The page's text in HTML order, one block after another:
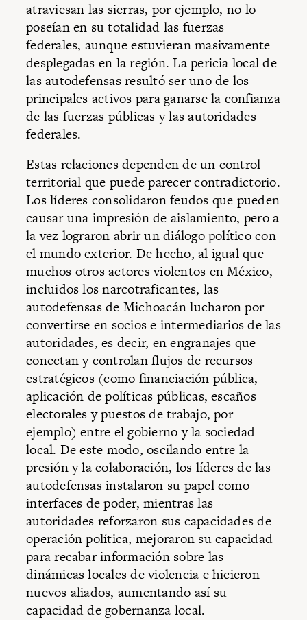
atraviesan las sierras, por ejemplo, no lo
poseían en su totalidad las fuerzas
federales, aunque estuvieran masivamente
desplegadas en la región. La pericia local de
las autodefensas resultó ser uno de los
principales activos para ganarse la confianza
de las fuerzas públicas y las autoridades
federales.
Estas relaciones dependen de un control
territorial que puede parecer contradictorio.
Los líderes consolidaron feudos que pueden
causar una impresión de aislamiento, pero a
la vez lograron abrir un diálogo político con
el mundo exterior. De hecho, al igual que
muchos otros actores violentos en México,
incluidos los narcotraficantes, las
autodefensas de Michoacán lucharon por
convertirse en socios e intermediarios de las
autoridades, es decir, en engranajes que
conectan y controlan flujos de recursos
estratégicos (como financiación pública,
aplicación de políticas públicas, escaños
electorales y puestos de trabajo, por
ejemplo) entre el gobierno y la sociedad
local. De este modo, oscilando entre la
presión y la colaboración, los líderes de las
autodefensas instalaron su papel como
interfaces de poder, mientras las
autoridades reforzaron sus capacidades de
operación política, mejoraron su capacidad
para recabar información sobre las
dinámicas locales de violencia e hicieron
nuevos aliados, aumentando así su
capacidad de gobernanza local.